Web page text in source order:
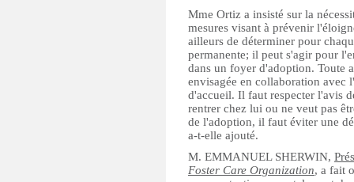
Mme Ortiz a insisté sur la
mesures visant à prévenir
ailleurs de déterminer pour
permanente; il peut s'agir pour
dans un foyer d'adoption. Toute
envisagée en collaboration avec
d'accueil. Il faut respecter l'avis
rentrer chez lui ou ne veut pas
de l'adoption, il faut éviter une
a-t-elle ajouté.
M. EMMANUEL SHERWIN,
Foster Care Organization, a fait